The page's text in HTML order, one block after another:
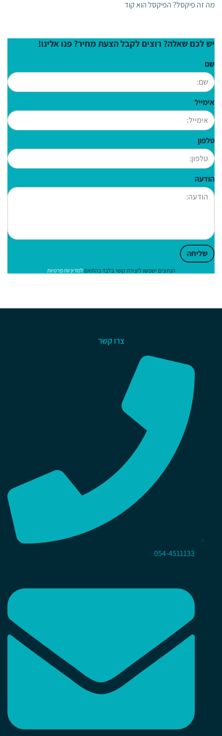
מה זה פיקסל? הפיקסל הוא קוד
יש לכם שאלה? רוצים לקבל הצעת מחיר? פנו אלינו!
שם
אימייל
טלפון
הודעה
שליחה
הנתונים ישמשו ליצירת קשר בלבד בהתאםלמדיניות פרטיות
צרו קשר
054-4511133